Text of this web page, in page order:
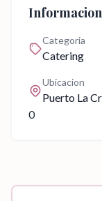
Categoria
Catering
Ubicacion
Puerto La
0